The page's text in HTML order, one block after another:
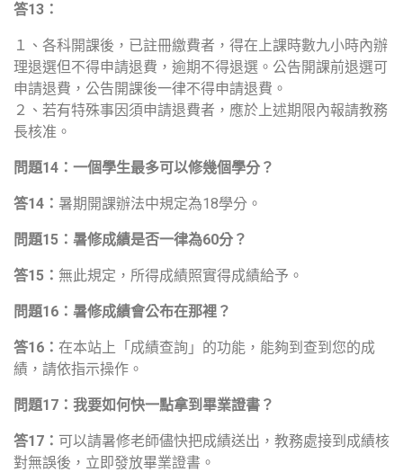
答13 ：
１、各科開課後，已註冊繳費者，得在上課時數九小時內辦
理退選但不得申請退費，逾期不得退選。公告開課前退選可
申請退費，公告開課後一律不得申請退費。
２、若有特殊事因須申請退費者，應於上述期限內報請教務
長核准。
問題14 ：一個學生最多可以修幾個學分？
答14 ： 暑期開課辦法中規定為18學分。
問題15 ：暑修成績是否一律為60分？
答15 ： 無此規定，所得成績照實得成績給予。
問題16 ：暑修成績會公布在那裡？
答16 ： 在本站上「成績查詢」的功能，能夠到查到您的成
績，請依指示操作。
問題17 ：我要如何快一點拿到畢業證書？
答17 ： 可以請暑修老師儘快把成績送出，教務處接到成績核
對無誤後，立即發放畢業證書。